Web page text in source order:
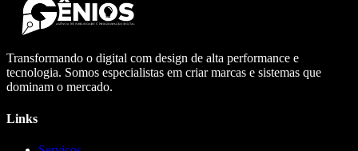
Transformando o digital com design de alta performance e
tecnologia. Somos especialistas em criar marcas e sistemas que
dominam o mercado.
Links